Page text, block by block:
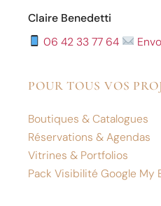
Claire Benedetti
06 42 33 77 64
POUR TOUS VOS
Boutiques & Catalogues
Réservations & Agendas
Vitrines & Portfolios
Pack Visibilité Google My